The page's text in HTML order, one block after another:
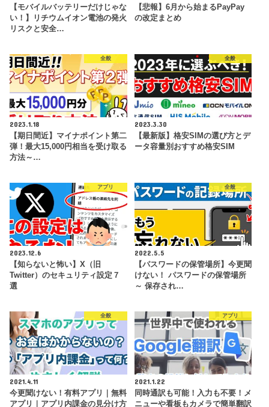
【モバイルバッテリーだけじゃな
い！】リチウムイオン電池の発火
リスクと安全…
【悲報】6月から始まるPayPay
の改定まとめ
全般
2023.1.18
【期日間近】マイナポイント第二
弾！最大15,000円相当を受け取る
方法～…
全般
2023.3.30
【最新版】格安SIMの選び方とデ
ータ容量別おすすめ格安SIM
アプリ
2023.12.6
【知らないと怖い】X（旧
Twitter）のセキュリティ設定７
選
全般
2022.5.5
【パスワードの保管場所】今更聞
けない！ パスワードの保管場所
～ 保存され…
全般
2021.4.11
今更聞けない！有料アプリ｜無料
アプリ｜アプリ内課金の見分け方
アプリ
2021.1.22
同時通訳も可能！入力も不要！メ
ニューや看板もカメラで簡単翻訳